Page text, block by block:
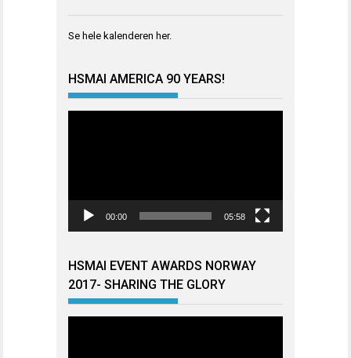
Se hele kalenderen her.
HSMAI AMERICA 90 YEARS!
00:00 05:58
HSMAI EVENT AWARDS NORWAY
2017- SHARING THE GLORY